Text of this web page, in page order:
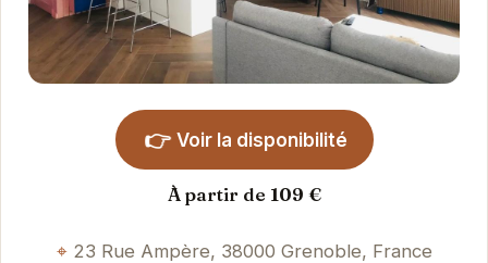
👉 Voir la disponibilité
À partir de 109 €
23 Rue Ampère, 38000 Grenoble, France